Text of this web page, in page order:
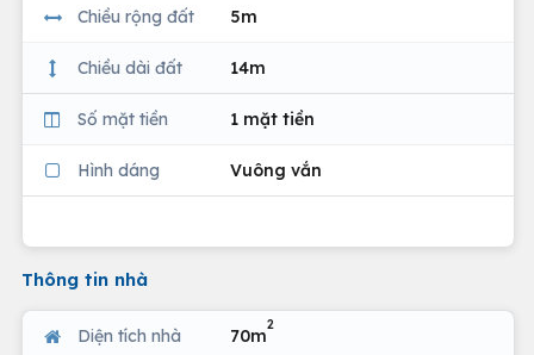
Chiều rộng đất 5m
Chiều dài đất 14m
Số mặt tiền 1 mặt tiền
Hình dáng Vuông vắn
Thông tin nhà
Diện tích nhà 70m
2